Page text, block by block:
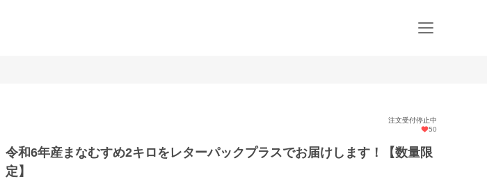
注文受付停止中
50
令和6年産まなむすめ2キロをレターパックプラスでお届けします！【数量限
定】